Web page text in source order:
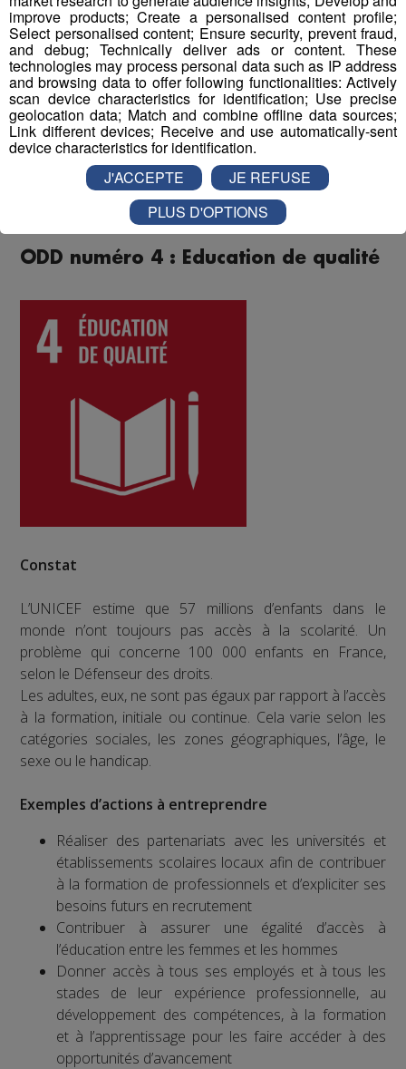
cohésion d'équipe et renforcent les liens entre
collègues.
Enfin, un questionnaire bien-être envoyé chaque année
à tous les collaborateurs permet d'identifier les
difficultés qui pourraient être rencontrées par les
différents salariés, et d'y remédier. Au mois de juin 2022,
les collaborateurs ont donné une note globale de 8 sur
10 à la qualité de vie au travail au sein du Groupe Mont
ODD numéro 4 : Education de qualité
Constat
L’UNICEF estime que 57 millions d’enfants dans le
monde n’ont toujours pas accès à la scolarité. Un
problème qui concerne 100 000 enfants en France,
selon le Défenseur des droits.
Les adultes, eux, ne sont pas égaux par rapport à l’accès
à la formation, initiale ou continue. Cela varie selon les
catégories sociales, les zones géographiques, l’âge, le
sexe ou le handicap.
Exemples d’actions à entreprendre
Réaliser des partenariats avec les universités et
établissements scolaires locaux afin de contribuer
à la formation de professionnels et d’expliciter ses
besoins futurs en recrutement
Contribuer à assurer une égalité d’accès à
l’éducation entre les femmes et les hommes
Donner accès à tous ses employés et à tous les
stades de leur expérience professionnelle, au
développement des compétences, à la formation
et à l’apprentissage pour les faire accéder à des
opportunités d’avancement
improve products; Create a personalised content profile;
Select personalised content; Ensure security, prevent fraud,
and debug; Technically deliver ads or content. These
technologies may process personal data such as IP address
and browsing data to offer following functionalities: Actively
scan device characteristics for identification; Use precise
geolocation data; Match and combine offline data sources;
Link different devices; Receive and use automatically-sent
device characteristics for identification.
J'ACCEPTE
JE REFUSE
PLUS D'OPTIONS